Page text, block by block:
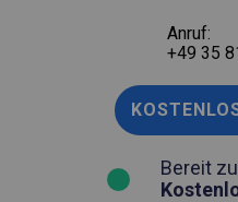
Anruf:
+49 35
Bereit